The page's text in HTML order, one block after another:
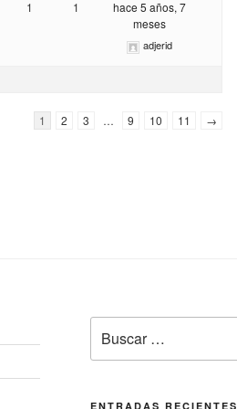
1 1
hace 5 años, 7
meses
adjerid
1 2 3 … 9 10 11 →
por:
ENTRADAS RECIENTES